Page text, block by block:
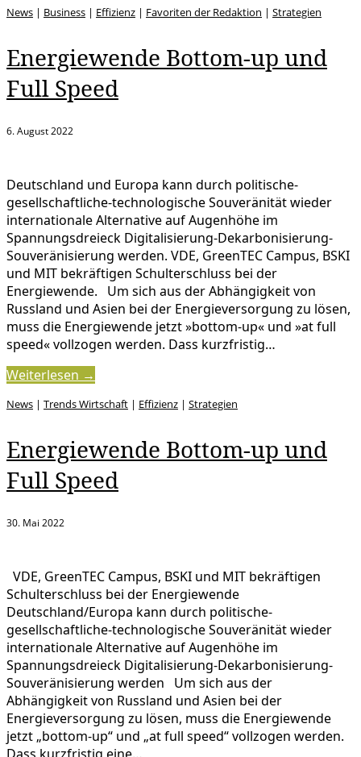
News | Business | Effizienz | Favoriten der Redaktion | Strategien
Energiewende Bottom-up und
Full Speed
6. August 2022
Deutschland und Europa kann durch politische-
gesellschaftliche-technologische Souveränität wieder
internationale Alternative auf Augenhöhe im
Spannungsdreieck Digitalisierung-Dekarbonisierung-
Souveränisierung werden. VDE, GreenTEC Campus, BSKI
und MIT bekräftigen Schulterschluss bei der
Energiewende. Um sich aus der Abhängigkeit von
Russland und Asien bei der Energieversorgung zu lösen,
muss die Energiewende jetzt »bottom-up« und »at full
speed« vollzogen werden. Dass kurzfristig…
Weiterlesen →
News | Trends Wirtschaft | Effizienz | Strategien
Energiewende Bottom-up und
Full Speed
30. Mai 2022
VDE, GreenTEC Campus, BSKI und MIT bekräftigen
Schulterschluss bei der Energiewende
Deutschland/Europa kann durch politische-
gesellschaftliche-technologische Souveränität wieder
internationale Alternative auf Augenhöhe im
Spannungsdreieck Digitalisierung-Dekarbonisierung-
Souveränisierung werden Um sich aus der
Abhängigkeit von Russland und Asien bei der
Energieversorgung zu lösen, muss die Energiewende
jetzt „bottom-up“ und „at full speed“ vollzogen werden.